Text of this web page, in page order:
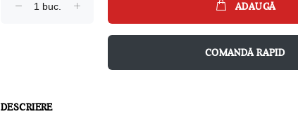
ADAUGĂ
COMANDĂ RAPID
DESCRIERE